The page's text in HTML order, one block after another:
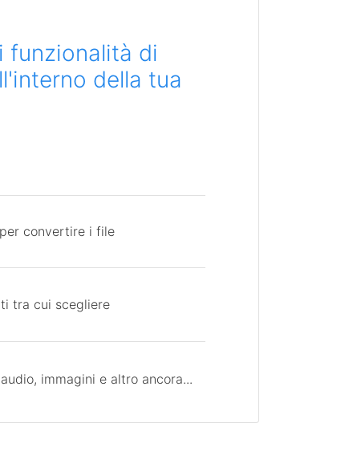
funzionalità di
della tua
convertire i file
tra cui scegliere
immagini e altro ancora...